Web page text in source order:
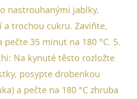
nastrouhanými jablky,
a trochou cukru. Zaviňte,
35 minut na 180 °C. 5.
Na kynuté těsto rozložte
posypte drobenkou
a pečte na 180 °C zhruba